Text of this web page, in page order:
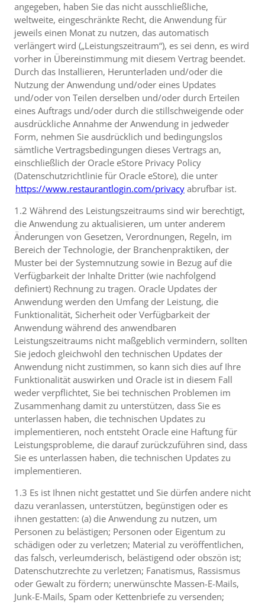
angegeben, haben Sie das nicht ausschließliche,
weltweite, eingeschränkte Recht, die Anwendung für
jeweils einen Monat zu nutzen, das automatisch
verlängert wird („Leistungszeitraum“), es sei denn, es wird
vorher in Übereinstimmung mit diesem Vertrag beendet.
Durch das Installieren, Herunterladen und/oder die
Nutzung der Anwendung und/oder eines Updates
und/oder von Teilen derselben und/oder durch Erteilen
eines Auftrags und/oder durch die stillschweigende oder
ausdrückliche Annahme der Anwendung in jedweder
Form, nehmen Sie ausdrücklich und bedingungslos
sämtliche Vertragsbedingungen dieses Vertrags an,
einschließlich der Oracle eStore Privacy Policy
(Datenschutzrichtlinie für Oracle eStore), die unter
https://www.restaurantlogin.com/privacy abrufbar ist.
1.2 Während des Leistungszeitraums sind wir berechtigt,
die Anwendung zu aktualisieren, um unter anderem
Änderungen von Gesetzen, Verordnungen, Regeln, im
Bereich der Technologie, der Branchenpraktiken, der
Muster bei der Systemnutzung sowie in Bezug auf die
Verfügbarkeit der Inhalte Dritter (wie nachfolgend
definiert) Rechnung zu tragen. Oracle Updates der
Anwendung werden den Umfang der Leistung, die
Funktionalität, Sicherheit oder Verfügbarkeit der
Anwendung während des anwendbaren
Leistungszeitraums nicht maßgeblich vermindern, sollten
Sie jedoch gleichwohl den technischen Updates der
Anwendung nicht zustimmen, so kann sich dies auf Ihre
Funktionalität auswirken und Oracle ist in diesem Fall
weder verpflichtet, Sie bei technischen Problemen im
Zusammenhang damit zu unterstützen, dass Sie es
unterlassen haben, die technischen Updates zu
implementieren, noch entsteht Oracle eine Haftung für
Leistungsprobleme, die darauf zurückzuführen sind, dass
Sie es unterlassen haben, die technischen Updates zu
implementieren.
1.3 Es ist Ihnen nicht gestattet und Sie dürfen andere nicht
dazu veranlassen, unterstützen, begünstigen oder es
ihnen gestatten: (a) die Anwendung zu nutzen, um
Personen zu belästigen; Personen oder Eigentum zu
schädigen oder zu verletzen; Material zu veröffentlichen,
das falsch, verleumderisch, belästigend oder obszön ist;
Datenschutzrechte zu verletzen; Fanatismus, Rassismus
oder Gewalt zu fördern; unerwünschte Massen-E-Mails,
Junk-E-Mails, Spam oder Kettenbriefe zu versenden;